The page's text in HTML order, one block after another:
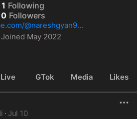
1 Following
0 Followers
@nareshgyan979
Joined May 2022
Live GTok Media Likes
· Jul 10